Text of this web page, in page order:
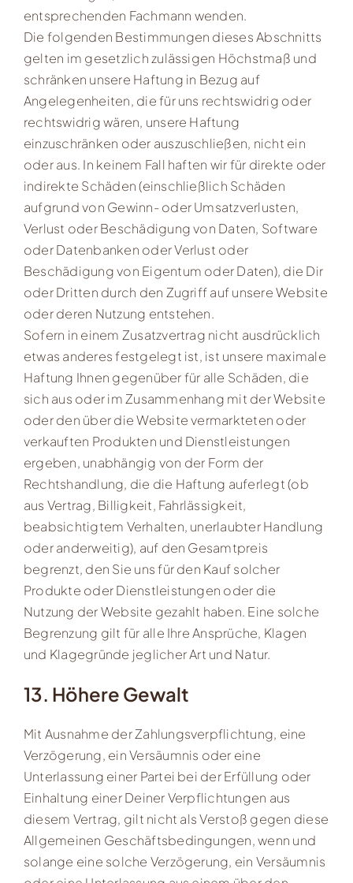
entsprechenden Fachmann wenden.
Die folgenden Bestimmungen dieses Abschnitts
gelten im gesetzlich zulässigen Höchstmaß und
schränken unsere Haftung in Bezug auf
Angelegenheiten, die für uns rechtswidrig oder
rechtswidrig wären, unsere Haftung
einzuschränken oder auszuschließen, nicht ein
oder aus. In keinem Fall haften wir für direkte oder
indirekte Schäden (einschließlich Schäden
aufgrund von Gewinn- oder Umsatzverlusten,
Verlust oder Beschädigung von Daten, Software
oder Datenbanken oder Verlust oder
Beschädigung von Eigentum oder Daten), die Dir
oder Dritten durch den Zugriff auf unsere Website
oder deren Nutzung entstehen.
Sofern in einem Zusatzvertrag nicht ausdrücklich
etwas anderes festgelegt ist, ist unsere maximale
Haftung Ihnen gegenüber für alle Schäden, die
sich aus oder im Zusammenhang mit der Website
oder den über die Website vermarkteten oder
verkauften Produkten und Dienstleistungen
ergeben, unabhängig von der Form der
Rechtshandlung, die die Haftung auferlegt (ob
aus Vertrag, Billigkeit, Fahrlässigkeit,
beabsichtigtem Verhalten, unerlaubter Handlung
oder anderweitig), auf den Gesamtpreis
begrenzt, den Sie uns für den Kauf solcher
Produkte oder Dienstleistungen oder die
Nutzung der Website gezahlt haben. Eine solche
Begrenzung gilt für alle Ihre Ansprüche, Klagen
und Klagegründe jeglicher Art und Natur.
13. Höhere Gewalt
Mit Ausnahme der Zahlungsverpflichtung, eine
Verzögerung, ein Versäumnis oder eine
Unterlassung einer Partei bei der Erfüllung oder
Einhaltung einer Deiner Verpflichtungen aus
diesem Vertrag, gilt nicht als Verstoß gegen diese
Allgemeinen Geschäftsbedingungen, wenn und
solange eine solche Verzögerung, ein Versäumnis